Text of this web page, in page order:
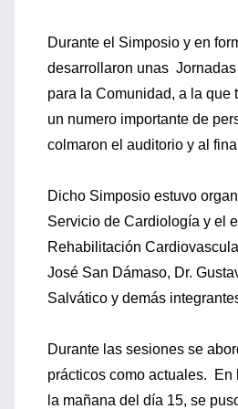
Durante el Simposio y en
desarrollaron unas
para la Comunidad, a la que
un numero importante de
colmaron el auditorio y al
Dicho Simposio estuvo
Servicio de Cardiología y el
Rehabilitación
José San Dámaso, Dr.
Salvático y demás
Durante las sesiones se
prácticos como actuales. En
la mañana del día 15, se